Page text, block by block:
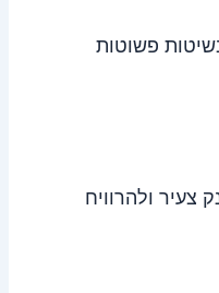
להרוויח כסף בגיל 12 בשיטות פשוטות
צעיר ולהרוויח